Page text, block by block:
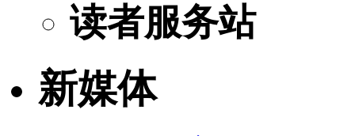
读者服务站
新媒体